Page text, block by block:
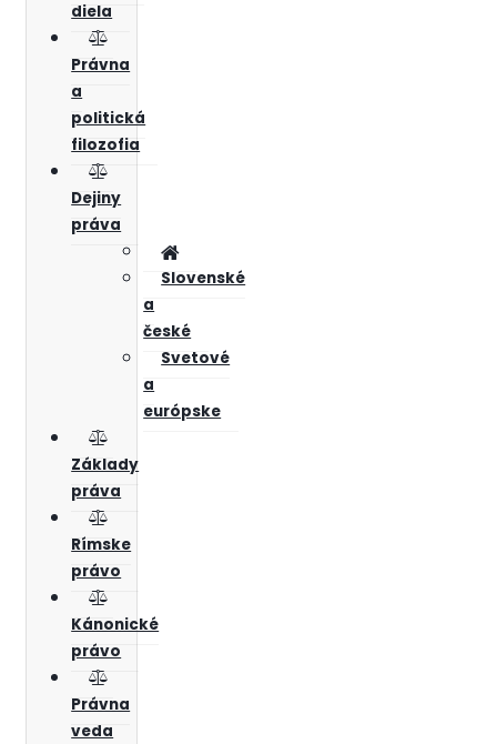
diela
Právna
a
politická
filozofia
Dejiny
práva
Slovenské
a
české
Svetové
a
európske
Základy
práva
Rímske
právo
Kánonické
právo
Právna
veda